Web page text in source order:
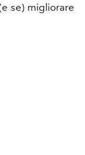
se) migliorare